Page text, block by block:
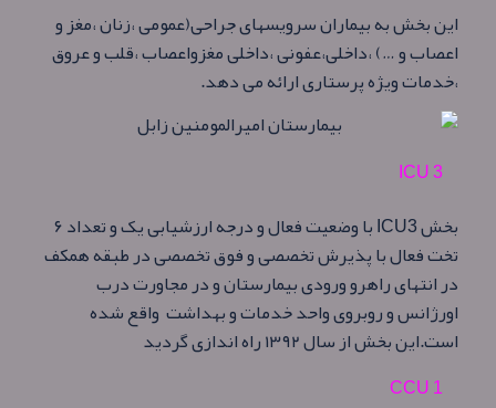
این بخش به بیماران سرویسهای جراحی(عمومی ،زنان ،مغز و
اعصاب و …) ،داخلی،عفونی ،داخلی مغزواعصاب ،قلب و عروق
،خدمات ویژه پرستاری ارائه می دهد.
ICU 3
بخشICU3
با وضعیت فعال و درجه ارزشیابی یک و تعداد ۶
تخت فعال با پذیرش تخصصی و فوق تخصصی در طبقه همکف
در انتهای راهرو ورودی بیمارستان و در مجاورت درب
اورژانس و روبروی واحد خدمات و بهداشت واقع شده
است.این بخش از سال ۱۳۹۲ راه اندازی گردید
CCU 1